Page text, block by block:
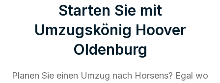
Starten Sie mit
Umzugskönig Hoover
Oldenburg
Planen Sie einen Umzug nach Horsens? Egal wo